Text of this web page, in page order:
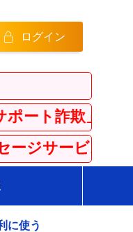
ログイン
等にご注意くだ
）にご注意く
に使う